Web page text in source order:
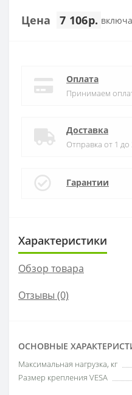
Цена 7 106р.
Оплата
Принимаем
Доставка
Отправка от 1 до
Гарантии
Характеристики
Обзор товара
Отзывы (0)
ОСНОВНЫЕ
Максимальная нагрузка, кг
Размер крепления VESA